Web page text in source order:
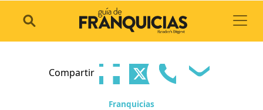
Compartir
Franquicias